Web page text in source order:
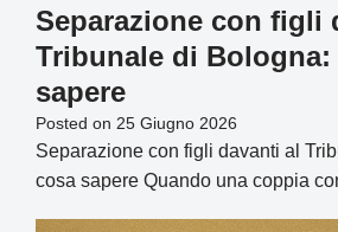
Separazione con figli
Tribunale di Bologna:
sapere
Posted on 25 Giugno 2026
Separazione con figli davanti al
cosa sapere Quando una coppia